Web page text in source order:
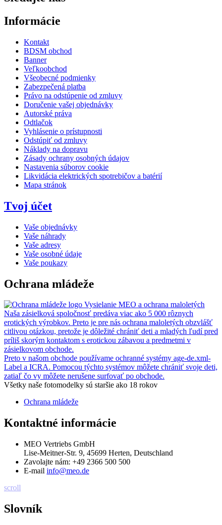
Informácie
Kontakt
BDSM obchod
Banner
Veľkoobchod
Všeobecné podmienky
Zabezpečená platba
Právo na odstúpenie od zmluvy
Doručenie vašej objednávky
Autorské práva
Odtlačok
Vyhlásenie o prístupnosti
Odstúpiť od zmluvy
Náklady na dopravu
Zásady ochrany osobných údajov
Nastavenia súborov cookie
Likvidácia elektrických spotrebičov a batérií
Mapa stránok
Tvoj účet
Vaše objednávky
Vaše náhrady
Vaše adresy
Vaše osobné údaje
Vaše poukazy
Ochrana mládeže
Vysielanie MEO a ochrana maloletých
Naša zásielková spoločnosť predáva viac ako 5 000 rôznych
erotických výrobkov. Preto je pre nás ochrana maloletých obzvlášť
citlivou otázkou, pretože je dôležité chrániť deti a mladých ľudí pred
príliš skorým kontaktom s erotickou zábavou a predmetmi v
zásielkovom obchode.
Preto v našom obchode používame ochranné systémy age-de.xml-
Label a ICRA. Pomocou týchto systémov môžete chrániť svoje deti,
zatiaľ čo vy môžete nerušene surfovať po obchode.
Všetky naše fotomodelky sú staršie ako 18 rokov
Ochrana mládeže
Kontaktné informácie
MEO Vertriebs GmbH
Lise-Meitner-Str. 9, 45699 Herten, Deutschland
Zavolajte nám: +49 2366 500 500
E-mail info@meo.de
scroll
Slovník